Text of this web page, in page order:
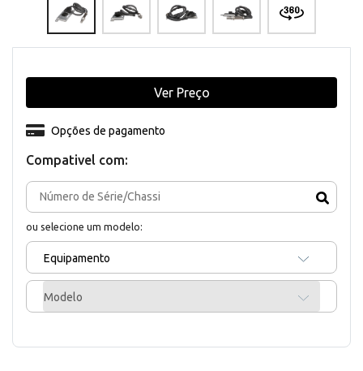
Compativel com:
ou selecione um modelo:
Equipamento
Modelo
Opções de pagamento
Ver Preço